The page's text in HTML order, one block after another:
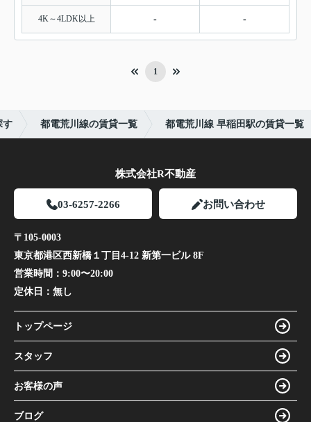
4K～4LDK以上 - -
1
す 都電荒川線の賃貸一覧 都電荒川線 早稲田駅の賃貸一覧
株式会社R不動産
03-6257-2266 お問い合わせ
〒105-0003
東京都港区西新橋１丁目4-12 新第一ビル 8F
営業時間： 9:00〜20:00
定休日： 無し
トップページ
スタッフ
お客様の声
ブログ